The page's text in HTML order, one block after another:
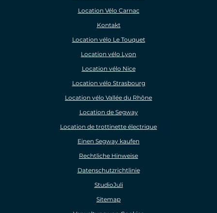
Location Vélo Carnac
Kontakt
Location vélo Le Touquet
Location vélo Lyon
Location vélo Nice
Location vélo Strasbourg
Location vélo Vallée du Rhône
Location de Segway
Location de trottinette électrique
Einen Segway kaufen
Rechtliche Hinweise
Datenschutzrichtlinie
StudioJuli
Sitemap